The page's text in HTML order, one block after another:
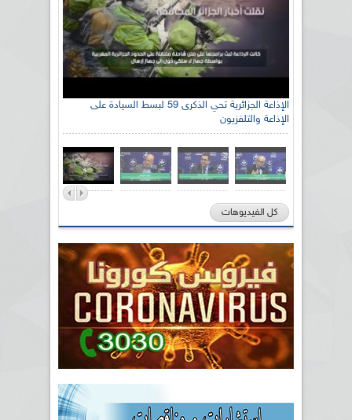
الإذاعة الجزائرية تحي الذكرى 59 لبسط السيادة على
الإذاعة والتلفزيون
كل الفيديوهات